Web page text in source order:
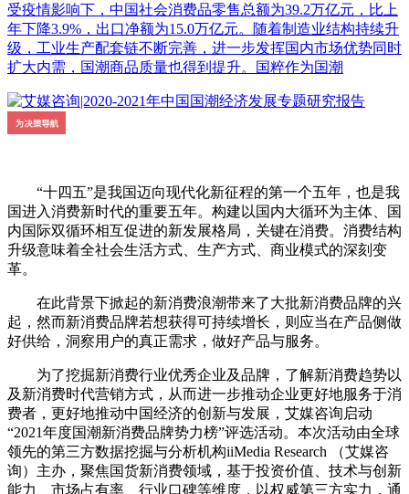
受疫情影响下，中国社会消费品零售总额为39.2万亿元，比上
年下降3.9%，出口净额为15.0万亿元。随着制造业结构持续升
级，工业生产配套链不断完善，进一步发挥国内市场优势同时
扩大内需，国潮商品质量也得到提升。国粹作为国潮
“十四五”是我国迈向现代化新征程的第一个五年，也是我
国进入消费新时代的重要五年。构建以国内大循环为主体、国
内国际双循环相互促进的新发展格局，关键在消费。消费结构
升级意味着全社会生活方式、生产方式、商业模式的深刻变
革。
在此背景下掀起的新消费浪潮带来了大批新消费品牌的兴
起，然而新消费品牌若想获得可持续增长，则应当在产品侧做
好供给，洞察用户的真正需求，做好产品与服务。
为了挖掘新消费行业优秀企业及品牌，了解新消费趋势以
及新消费时代营销方式，从而进一步推动企业更好地服务于消
费者，更好地推动中国经济的创新与发展，艾媒咨询启动
“2021年度国潮新消费品牌势力榜”评选活动。本次活动由全球
领先的第三方数据挖掘与分析机构iiMedia Research （艾媒咨
询）主办，聚焦国货新消费领域，基于投资价值、技术与创新
能力、市场占有率、行业口碑等维度，以权威第三方实力，通